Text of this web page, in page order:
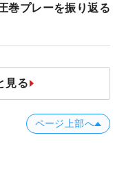
プレーを振り返る
見る
ページ上部へ